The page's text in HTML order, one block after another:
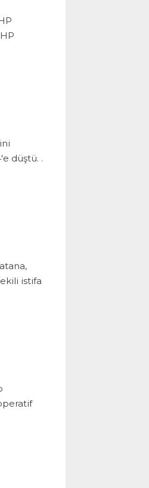
düştü. .
istifa